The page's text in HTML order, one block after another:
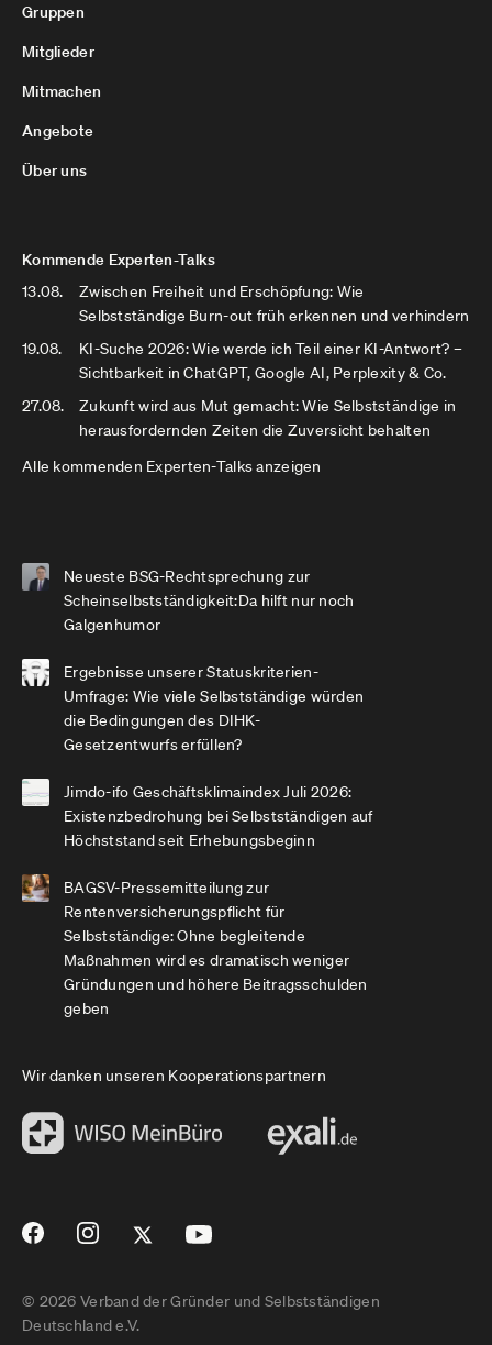
Gruppen
Mitglieder
Mitmachen
Angebote
Über uns
Kommende Experten-Talks
13.08.
Zwischen Freiheit und Erschöpfung: Wie
Selbstständige Burn-out früh erkennen und verhindern
19.08.
KI-Suche 2026: Wie werde ich Teil einer KI-Antwort? –
Sichtbarkeit in ChatGPT, Google AI, Perplexity & Co.
27.08.
Zukunft wird aus Mut gemacht: Wie Selbstständige in
herausfordernden Zeiten die Zuversicht behalten
Alle kommenden Experten-Talks anzeigen
Neueste BSG-Rechtsprechung zur
Scheinselbstständigkeit:Da hilft nur noch
Galgenhumor
Ergebnisse unserer Statuskriterien-
Umfrage: Wie viele Selbstständige würden
die Bedingungen des DIHK-
Gesetzentwurfs erfüllen?
Jimdo-ifo Geschäftsklimaindex Juli 2026:
Existenzbedrohung bei Selbstständigen auf
Höchststand seit Erhebungsbeginn
BAGSV-Pressemitteilung zur
Rentenversicherungspflicht für
Selbstständige: Ohne begleitende
Maßnahmen wird es dramatisch weniger
Gründungen und höhere Beitragsschulden
geben
Wir danken unseren Kooperationspartnern
© 2026 Verband der Gründer und Selbstständigen
Deutschland e.V.